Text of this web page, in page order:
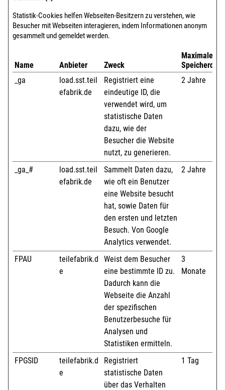
Statistik-Cookies helfen Webseiten-Besitzern zu verstehen, wie
Besucher mit Webseiten interagieren, indem Informationen anonym
gesammelt und gemeldet werden.
Name Anbieter Zweck
Maximale
_ga
load.sst.teil
efabrik.de
Registriert eine
eindeutige ID, die
verwendet wird, um
statistische Daten
dazu, wie der
Besucher die Website
nutzt, zu generieren.
2 Jahre
_ga_#
load.sst.teil
efabrik.de
Sammelt Daten dazu,
wie oft ein Benutzer
eine Website besucht
hat, sowie Daten für
den ersten und letzten
Besuch. Von Google
Analytics verwendet.
2 Jahre
FPAU
teilefabrik.d
e
Weist dem Besucher
eine bestimmte ID zu.
Dadurch kann die
Webseite die Anzahl
der spezifischen
Benutzerbesuche für
Analysen und
Statistiken ermitteln.
3
Monate
FPGSID
teilefabrik.d
e
Registriert
statistische Daten
über das Verhalten
1 Tag